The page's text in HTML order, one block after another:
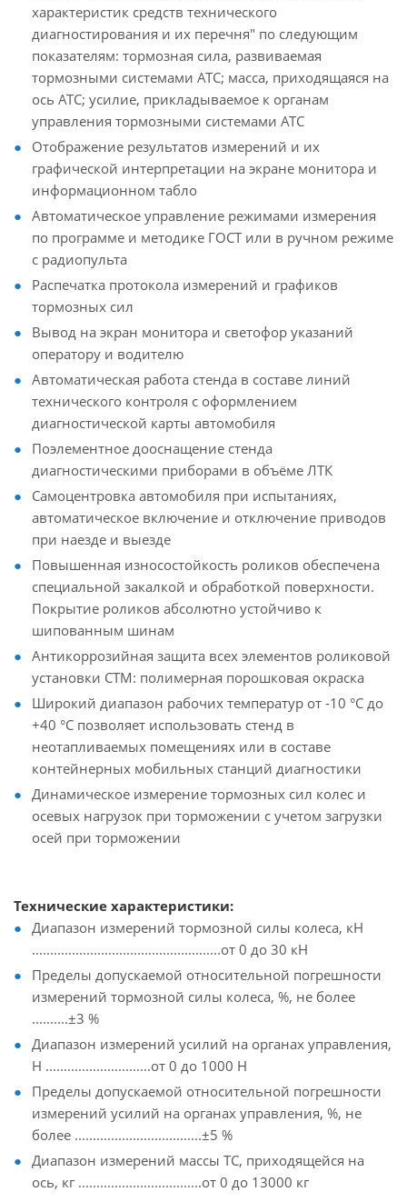
характеристик средств технического
диагностирования и их перечня" по следующим
показателям: тормозная сила, развиваемая
тормозными системами АТС; масса, приходящаяся на
ось АТС; усилие, прикладываемое к органам
управления тормозными системами АТС
Отображение результатов измерений и их
графической интерпретации на экране монитора и
информационном табло
Автоматическое управление режимами измерения
по программе и методике ГОСТ или в ручном режиме
с радиопульта
Распечатка протокола измерений и графиков
тормозных сил
Вывод на экран монитора и светофор указаний
оператору и водителю
Автоматическая работа стенда в составе линий
технического контроля с оформлением
диагностической карты автомобиля
Поэлементное дооснащение стенда
диагностическими приборами в объёме ЛТК
Самоцентровка автомобиля при испытаниях,
автоматическое включение и отключение приводов
при наезде и выезде
Повышенная износостойкость роликов обеспечена
специальной закалкой и обработкой поверхности.
Покрытие роликов абсолютно устойчиво к
шипованным шинам
Антикоррозийная защита всех элементов роликовой
установки СТМ: полимерная порошковая окраска
Широкий диапазон рабочих температур от -10 °С до
+40 °С позволяет использовать стенд в
неотапливаемых помещениях или в составе
контейнерных мобильных станций диагностики
Динамическое измерение тормозных сил колес и
осевых нагрузок при торможении с учетом загрузки
осей при торможении
Технические характеристики:
Диапазон измерений тормозной силы колеса, кН
....................................................от 0 до 30 кН
Пределы допускаемой относительной погрешности
измерений тормозной силы колеса, %, не более
..........±3 %
Диапазон измерений усилий на органах управления,
Н .............................от 0 до 1000 Н
Пределы допускаемой относительной погрешности
измерений усилий на органах управления, %, не
более ...................................±5 %
Диапазон измерений массы ТС, приходящейся на
ось, кг ..................................от 0 до 13000 кг